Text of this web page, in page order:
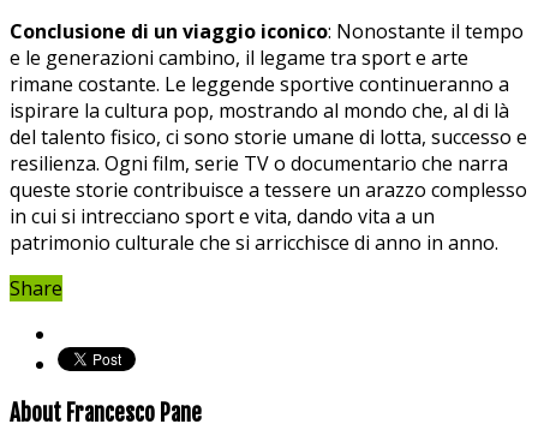
Conclusione⁤ di un viaggio iconico: Nonostante il tempo
e ⁢le generazioni cambino, il legame tra‌ sport e arte
rimane costante. Le leggende⁤ sportive continueranno a
ispirare la cultura ‍pop, mostrando⁤ al mondo che, al di là
del talento fisico, ci sono storie umane di lotta,‌ successo e
resilienza. Ogni⁣ film,‌ serie‍ TV o documentario che narra
queste storie contribuisce a tessere un arazzo complesso
in cui si intrecciano sport e vita, dando vita a un
patrimonio culturale che si arricchisce di anno in anno.
Share
About Francesco Pane